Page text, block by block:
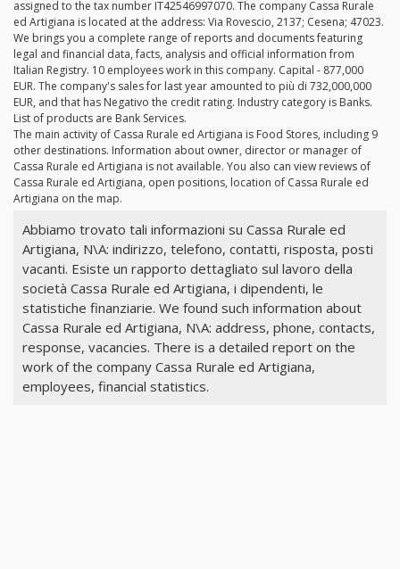
assigned to the tax number IT42546997070. The company Cassa Rurale
ed Artigiana is located at the address: Via Rovescio, 2137; Cesena; 47023.
We brings you a complete range of reports and documents featuring
legal and financial data, facts, analysis and official information from
Italian Registry. 10 employees work in this company. Capital - 877,000
EUR. The company's sales for last year amounted to più di 732,000,000
EUR, and that has Negativo the credit rating. Industry category is Banks.
List of products are Bank Services.
The main activity of Cassa Rurale ed Artigiana is Food Stores, including 9
other destinations. Information about owner, director or manager of
Cassa Rurale ed Artigiana is not available. You also can view reviews of
Cassa Rurale ed Artigiana, open positions, location of Cassa Rurale ed
Artigiana on the map.
Abbiamo trovato tali informazioni su Cassa Rurale ed
Artigiana, N\A: indirizzo, telefono, contatti, risposta, posti
vacanti. Esiste un rapporto dettagliato sul lavoro della
società Cassa Rurale ed Artigiana, i dipendenti, le
statistiche finanziarie. We found such information about
Cassa Rurale ed Artigiana, N\A: address, phone, contacts,
response, vacancies. There is a detailed report on the
work of the company Cassa Rurale ed Artigiana,
employees, financial statistics.